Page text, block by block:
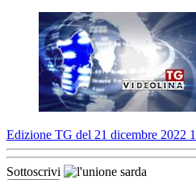
Edizione TG del 21 dicembre 2022
Sottoscrivi